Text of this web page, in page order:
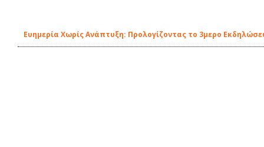
Ευημερία Χωρίς Ανάπτυξη: Προλογίζοντας το 3μερο